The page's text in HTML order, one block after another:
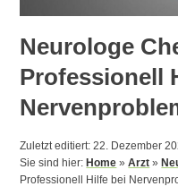
Neurologe
Professionell
Zuletzt editiert: 22. Dezember
Sie sind hier:Home »Arzt »
Professionell Hilfe bei